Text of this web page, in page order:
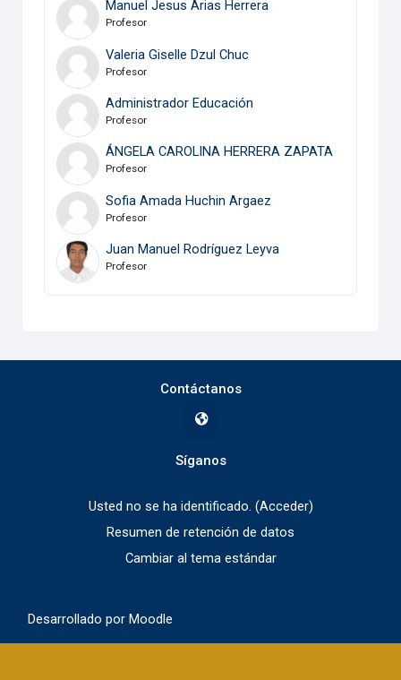
Manuel Jesus Arias Herrera
Profesor
Valeria Giselle Dzul Chuc
Profesor
Administrador Educación
Profesor
ÁNGELA CAROLINA HERRERA ZAPATA
Profesor
Sofia Amada Huchin Argaez
Profesor
Juan Manuel Rodríguez Leyva
Profesor
Contáctanos
Síganos
Usted no se ha identificado. (Acceder)
Resumen de retención de datos
Cambiar al tema estándar
Desarrollado por Moodle